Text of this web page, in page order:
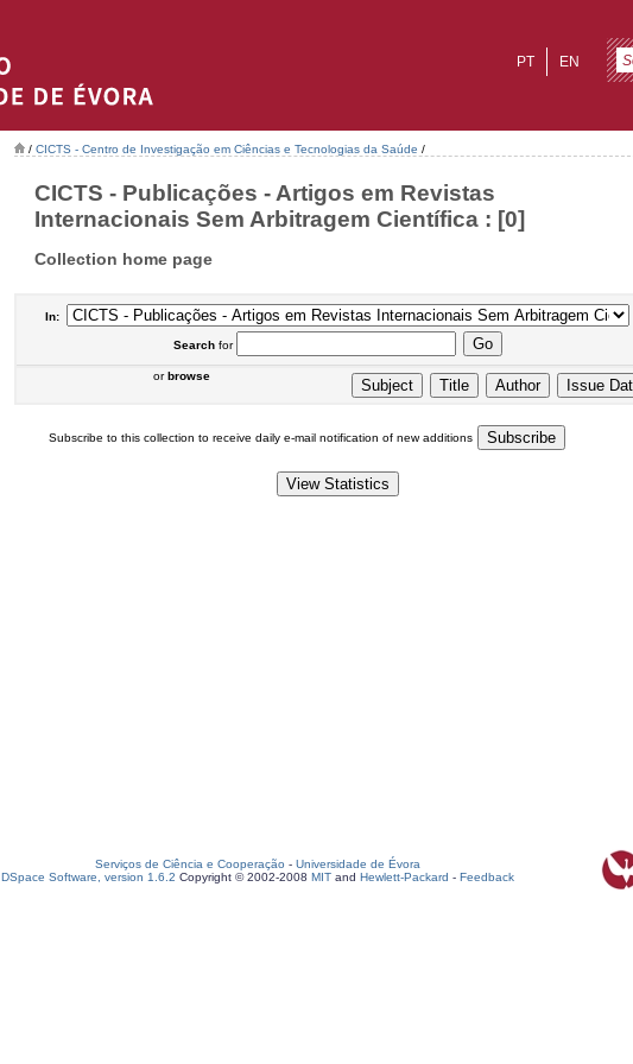
EN
PT
/ CICTS - Centro de Investigação em Ciências e Tecnologias da Saúde /
CICTS - Publicações - Artigos em Revistas
Internacionais Sem Arbitragem Científica : [0]
Collection home page
In:
Searchfor
orbrowse
Subscribe to this collection to receive daily e-mail notification of new additions
Serviços de Ciência e Cooperação - Universidade de Évora
DSpace Software, version 1.6.2 Copyright © 2002-2008 MIT and Hewlett-Packard - Feedback